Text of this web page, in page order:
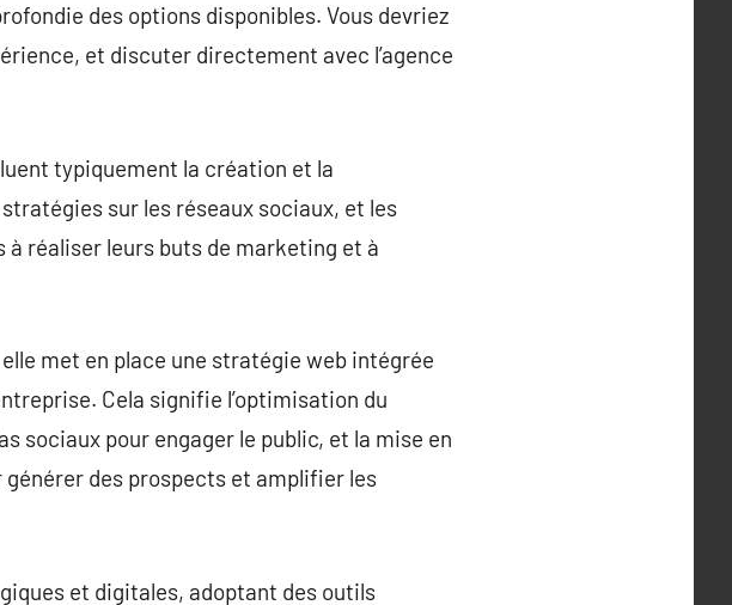
des options disponibles. Vous devriez
et discuter directement avec l’agence
typiquement la création et la
sur les réseaux sociaux, et les
réaliser leurs buts de marketing et à
met en place une stratégie web intégrée
Cela signifie l’optimisation du
sociaux pour engager le public, et la mise en
des prospects et amplifier les
et digitales, adoptant des outils